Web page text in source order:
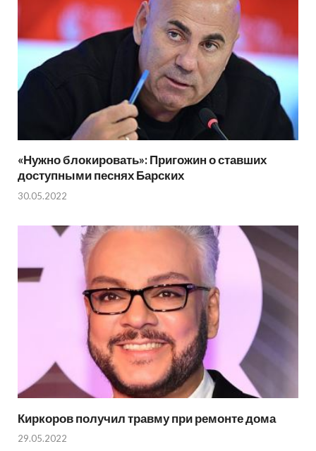
«Нужно блокировать»: Пригожин о ставших
доступными песнях Барских
30.05.2022
Киркоров получил травму при ремонте дома
29.05.2022